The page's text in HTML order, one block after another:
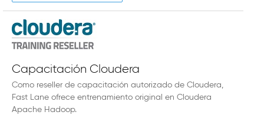
Capacitación Cloudera
Como reseller de capacitación autorizado de Cloudera,
Fast Lane ofrece entrenamiento original en Cloudera
Apache Hadoop.